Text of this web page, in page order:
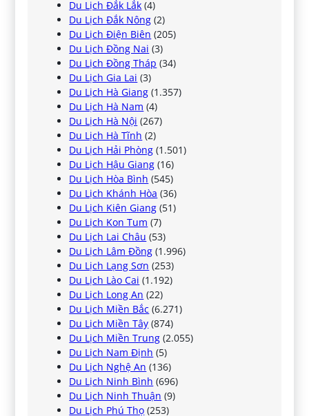
Du Lịch Đắk Lắk (4)
Du Lịch Đắk Nông (2)
Du Lịch Điện Biên (205)
Du Lịch Đồng Nai (3)
Du Lịch Đồng Tháp (34)
Du Lịch Gia Lai (3)
Du Lịch Hà Giang (1.357)
Du Lịch Hà Nam (4)
Du Lịch Hà Nội (267)
Du Lịch Hà Tĩnh (2)
Du Lịch Hải Phòng (1.501)
Du Lịch Hậu Giang (16)
Du Lịch Hòa Bình (545)
Du Lịch Khánh Hòa (36)
Du Lịch Kiên Giang (51)
Du Lịch Kon Tum (7)
Du Lịch Lai Châu (53)
Du Lịch Lâm Đồng (1.996)
Du Lịch Lạng Sơn (253)
Du Lịch Lào Cai (1.192)
Du Lịch Long An (22)
Du Lịch Miền Bắc (6.271)
Du Lịch Miền Tây (874)
Du Lịch Miền Trung (2.055)
Du Lịch Nam Định (5)
Du Lịch Nghệ An (136)
Du Lịch Ninh Bình (696)
Du Lịch Ninh Thuận (9)
Du Lịch Phú Thọ (253)